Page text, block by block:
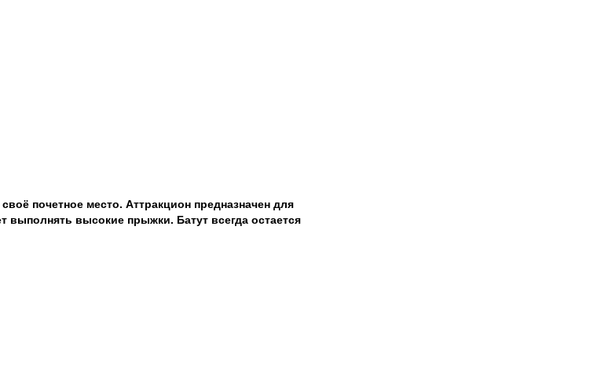
почетное место. Аттракцион предназначен для
выполнять высокие прыжки. Батут всегда остается